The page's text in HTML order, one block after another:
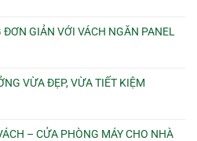
GIẢN VỚI VÁCH NGĂN PANEL
VỪA ĐẸP, VỪA TIẾT KIỆM
– CỬA PHÒNG MÁY CHO NHÀ